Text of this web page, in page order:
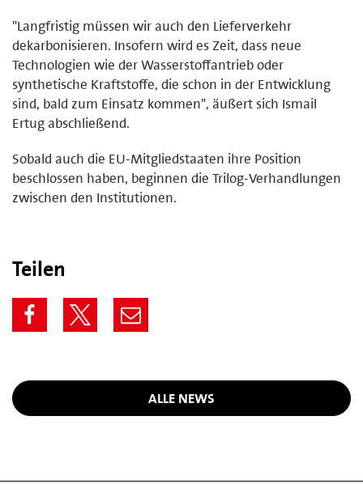
"Langfristig müssen wir auch den Lieferverkehr
dekarbonisieren. Insofern wird es Zeit, dass neue
Technologien wie der Wasserstoffantrieb oder
synthetische Kraftstoffe, die schon in der Entwicklung
sind, bald zum Einsatz kommen", äußert sich Ismail
Ertug abschließend.
Sobald auch die EU-Mitgliedstaaten ihre Position
beschlossen haben, beginnen die Trilog-Verhandlungen
zwischen den Institutionen.
Teilen
ALLE NEWS